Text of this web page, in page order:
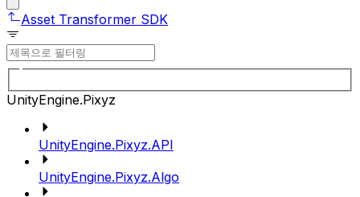
Asset Transformer SDK
UnityEngine.Pixyz
UnityEngine.Pixyz.API
UnityEngine.Pixyz.Algo